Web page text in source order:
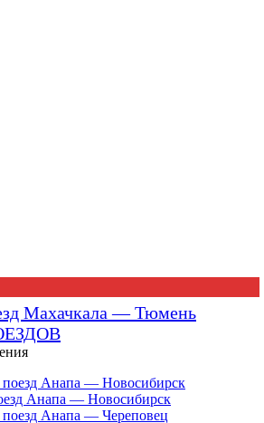
Махачкала — Тюмень
Анапа — Новосибирск